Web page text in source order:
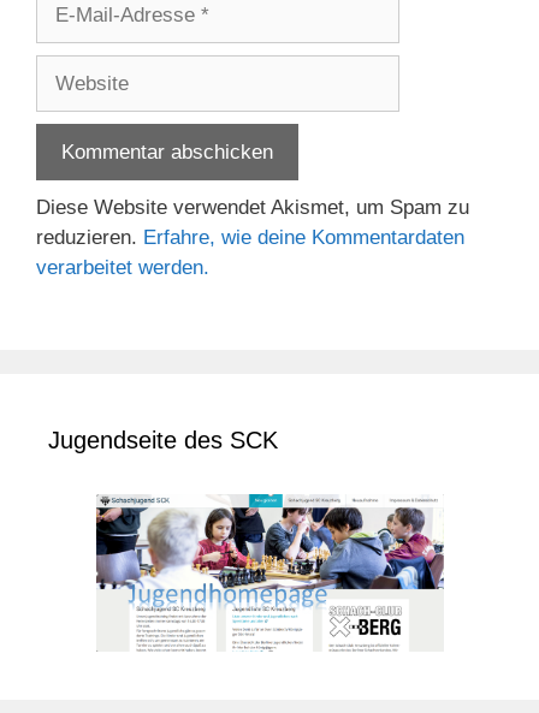
Adresse
Diese Website verwendet Akismet, um Spam zu
reduzieren. Erfahre, wie deine Kommentardaten
verarbeitet werden.
Jugendseite des SCK